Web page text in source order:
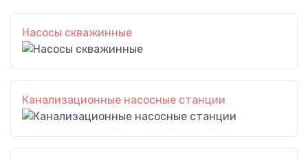
Насосы скважинные
Канализационные насосные станции